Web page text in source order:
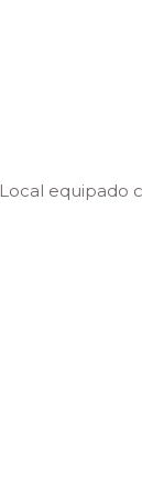
Local equipado